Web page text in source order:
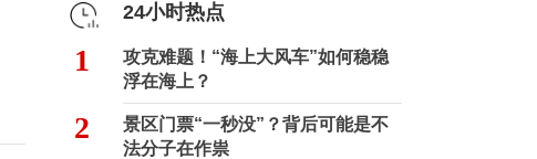
24小时热点
1
攻克难题！“海上大风车”如何稳稳
浮在海上？
2
景区门票“一秒没”？背后可能是不
法分子在作祟